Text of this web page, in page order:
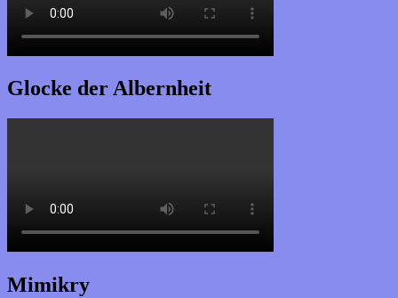
Glocke der Albernheit
Mimikry